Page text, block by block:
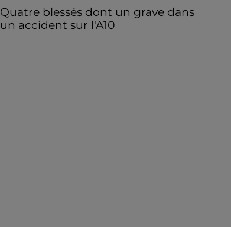
Quatre blessés dont un grave dans
un accident sur l'A10